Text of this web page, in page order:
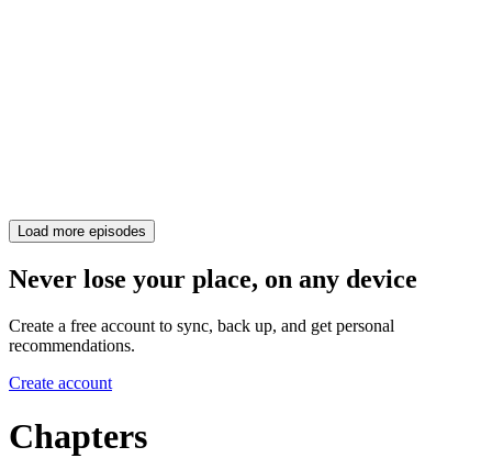
Load more episodes
Never lose your place, on any device
Create a free account to sync, back up, and get personal
recommendations.
Create account
Chapters